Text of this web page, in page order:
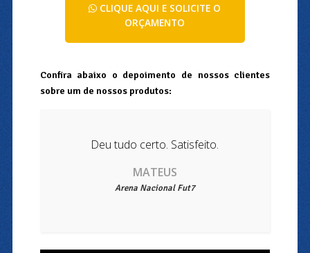
CLIQUE AQUI E SOLICITE O
ORÇAMENTO
Confira abaixo o depoimento de nossos clientes
sobre um de nossos produtos:
Deu tudo certo. Satisfeito.
MATEUS
Arena Nacional Fut7